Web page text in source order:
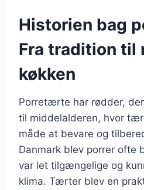
Historien bag
Fra tradition til
køkken
Porretærte har rødder,
til middelalderen, hvor
måde at bevare og
Danmark blev porrer ofte
var let tilgængelige og
klima. Tærter blev en